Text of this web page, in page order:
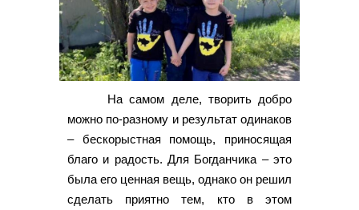
На самом деле, творить добро
можно по-разному и результат одинаков
– бескорыстная помощь, приносящая
благо и радость. Для Богданчика – это
была его ценная вещь, однако он решил
сделать приятно тем, кто в этом